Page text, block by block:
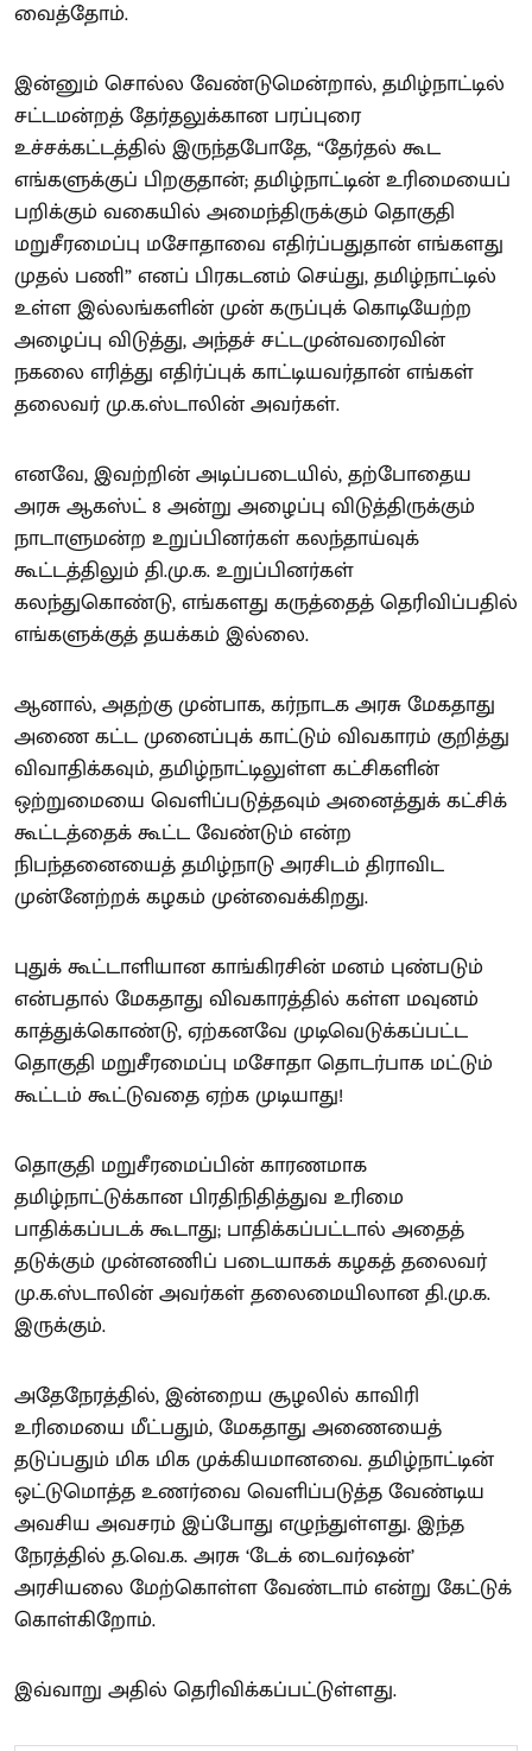
வைத்தோம்.
இன்னும் சொல்ல வேண்டுமென்றால், தமிழ்நாட்டில்
சட்டமன்றத் தேர்தலுக்கான பரப்புரை
உச்சக்கட்டத்தில் இருந்தபோதே, “தேர்தல் கூட
எங்களுக்குப் பிறகுதான்; தமிழ்நாட்டின் உரிமையைப்
பறிக்கும் வகையில் அமைந்திருக்கும் தொகுதி
மறுசீரமைப்பு மசோதாவை எதிர்ப்பதுதான் எங்களது
முதல் பணி” எனப் பிரகடனம் செய்து, தமிழ்நாட்டில்
உள்ள இல்லங்களின் முன் கருப்புக் கொடியேற்ற
அழைப்பு விடுத்து, அந்தச் சட்டமுன்வரைவின்
நகலை எரித்து எதிர்ப்புக் காட்டியவர்தான் எங்கள்
தலைவர் மு.க.ஸ்டாலின் அவர்கள்.
எனவே, இவற்றின் அடிப்படையில், தற்போதைய
அரசு ஆகஸ்ட் 8 அன்று அழைப்பு விடுத்திருக்கும்
நாடாளுமன்ற உறுப்பினர்கள் கலந்தாய்வுக்
கூட்டத்திலும் தி.மு.க. உறுப்பினர்கள்
கலந்துகொண்டு, எங்களது கருத்தைத் தெரிவிப்பதில்
எங்களுக்குத் தயக்கம் இல்லை.
ஆனால், அதற்கு முன்பாக, கர்நாடக அரசு மேகதாது
அணை கட்ட முனைப்புக் காட்டும் விவகாரம் குறித்து
விவாதிக்கவும், தமிழ்நாட்டிலுள்ள கட்சிகளின்
ஒற்றுமையை வெளிப்படுத்தவும் அனைத்துக் கட்சிக்
கூட்டத்தைக் கூட்ட வேண்டும் என்ற
நிபந்தனையைத் தமிழ்நாடு அரசிடம் திராவிட
முன்னேற்றக் கழகம் முன்வைக்கிறது.
புதுக் கூட்டாளியான காங்கிரசின் மனம் புண்படும்
என்பதால் மேகதாது விவகாரத்தில் கள்ள மவுனம்
காத்துக்கொண்டு, ஏற்கனவே முடிவெடுக்கப்பட்ட
தொகுதி மறுசீரமைப்பு மசோதா தொடர்பாக மட்டும்
கூட்டம் கூட்டுவதை ஏற்க முடியாது!
தொகுதி மறுசீரமைப்பின் காரணமாக
தமிழ்நாட்டுக்கான பிரதிநிதித்துவ உரிமை
பாதிக்கப்படக் கூடாது; பாதிக்கப்பட்டால் அதைத்
தடுக்கும் முன்னணிப் படையாகக் கழகத் தலைவர்
மு.க.ஸ்டாலின் அவர்கள் தலைமையிலான தி.மு.க.
இருக்கும்.
அதேநேரத்தில், இன்றைய சூழலில் காவிரி
உரிமையை மீட்பதும், மேகதாது அணையைத்
தடுப்பதும் மிக மிக முக்கியமானவை. தமிழ்நாட்டின்
ஒட்டுமொத்த உணர்வை வெளிப்படுத்த வேண்டிய
அவசிய அவசரம் இப்போது எழுந்துள்ளது. இந்த
நேரத்தில் த.வெ.க. அரசு ‘டேக் டைவர்ஷன்’
அரசியலை மேற்கொள்ள வேண்டாம் என்று கேட்டுக்
கொள்கிறோம்.
இவ்வாறு அதில் தெரிவிக்கப்பட்டுள்ளது.